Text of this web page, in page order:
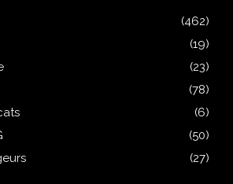
(462)
(19)
(23)
(78)
(6)
(50)
(27)